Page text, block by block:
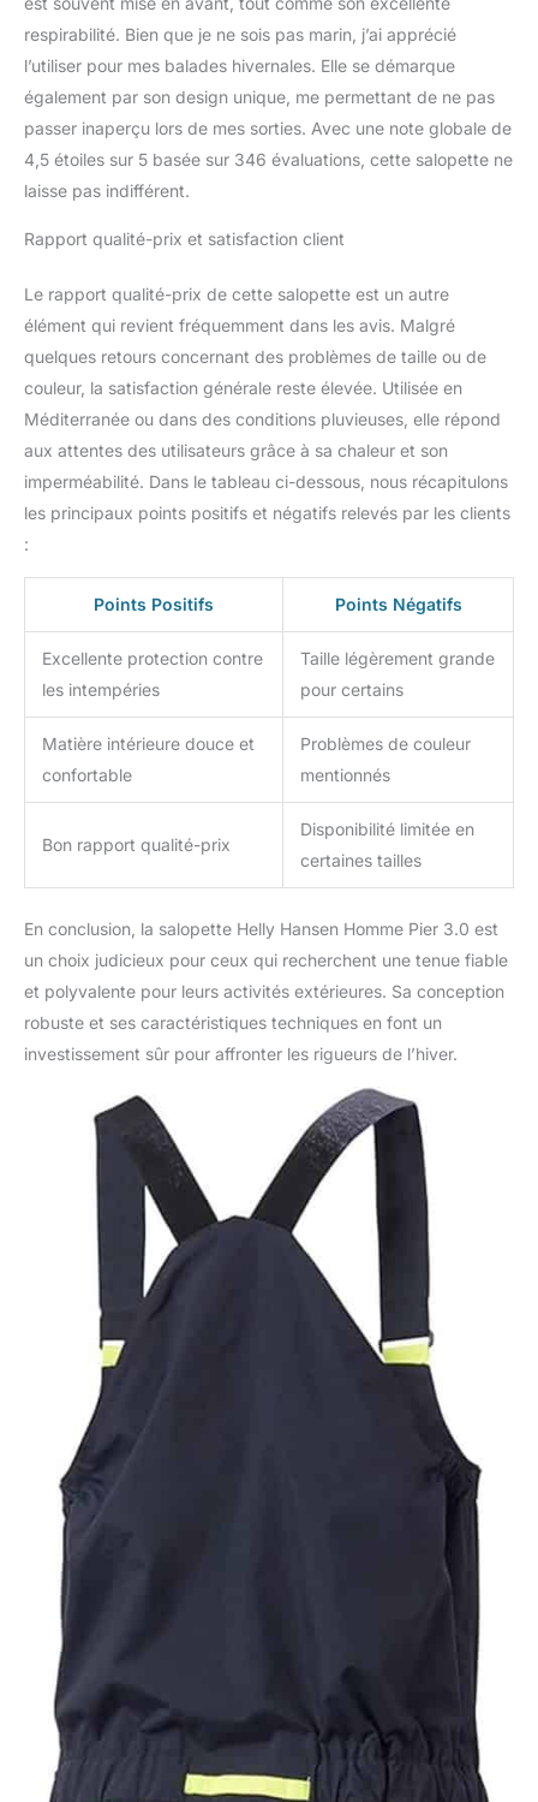
respirabilité. Bien que je ne sois pas marin, j’ai apprécié
l’utiliser pour mes balades hivernales. Elle se démarque
également par son design unique, me permettant de ne pas
passer inaperçu lors de mes sorties. Avec une note globale de
4,5 étoiles sur 5 basée sur 346 évaluations, cette salopette ne
laisse pas indifférent.
Rapport qualité-prix et satisfaction client
Le rapport qualité-prix de cette salopette est un autre
élément qui revient fréquemment dans les avis. Malgré
quelques retours concernant des problèmes de taille ou de
couleur, la satisfaction générale reste élevée. Utilisée en
Méditerranée ou dans des conditions pluvieuses, elle répond
aux attentes des utilisateurs grâce à sa chaleur et son
imperméabilité. Dans le tableau ci-dessous, nous récapitulons
les principaux points positifs et négatifs relevés par les clients
:
Points Positifs Points Négatifs
Excellente protection contre
les intempéries
Taille légèrement grande
pour certains
Matière intérieure douce et
confortable
Problèmes de couleur
mentionnés
Bon rapport qualité-prix
Disponibilité limitée en
certaines tailles
En conclusion, la salopette Helly Hansen Homme Pier 3.0 est
un choix judicieux pour ceux qui recherchent une tenue fiable
et polyvalente pour leurs activités extérieures. Sa conception
robuste et ses caractéristiques techniques en font un
investissement sûr pour affronter les rigueurs de l’hiver.